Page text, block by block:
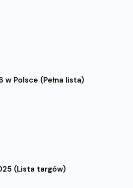
w Polsce (Pełna lista)
(Lista targów)